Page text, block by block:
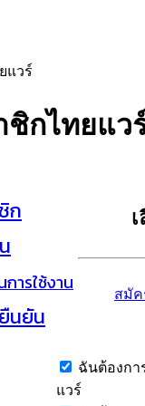
กไทยแว
ก
ารใช้งาน
นยัน
สมัค
ฉันต้องกา
แวร์